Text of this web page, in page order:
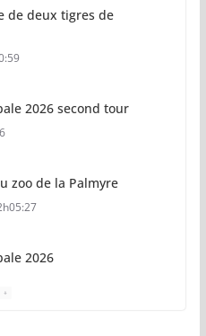
de deux tigres de
2026 second tour
zoo de la Palmyre
2026